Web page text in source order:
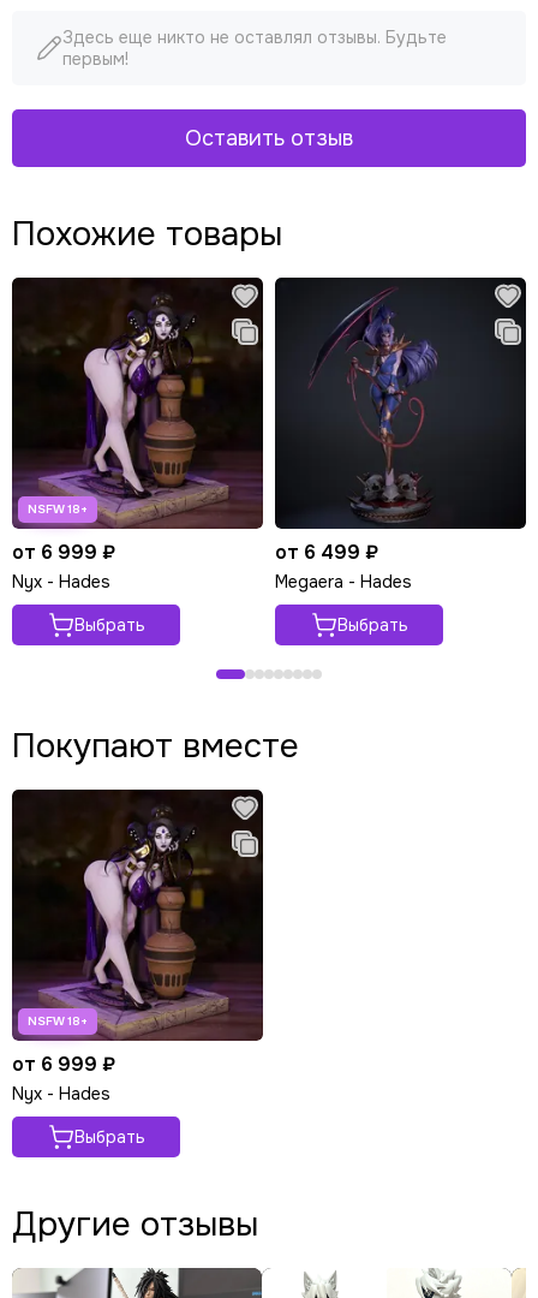
Здесь еще никто не оставлял отзывы. Будьте
первым!
Оставить отзыв
Похожие товары
от 6 999 ₽
Nyx - Hades
Выбрать
от 6 499 ₽
Megaera - Hades
Выбрать
Покупают вместе
от 6 999 ₽
Nyx - Hades
Выбрать
Другие отзывы